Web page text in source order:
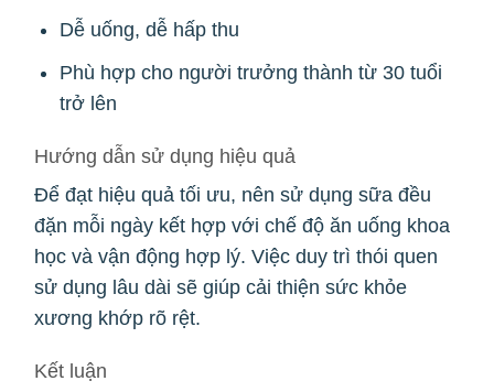
Dễ uống, dễ hấp thu
Phù hợp cho người trưởng thành từ 30 tuổi
trở lên
Hướng dẫn sử dụng hiệu quả
Để đạt hiệu quả tối ưu, nên sử dụng sữa đều
đặn mỗi ngày kết hợp với chế độ ăn uống khoa
học và vận động hợp lý. Việc duy trì thói quen
sử dụng lâu dài sẽ giúp cải thiện sức khỏe
xương khớp rõ rệt.
Kết luận